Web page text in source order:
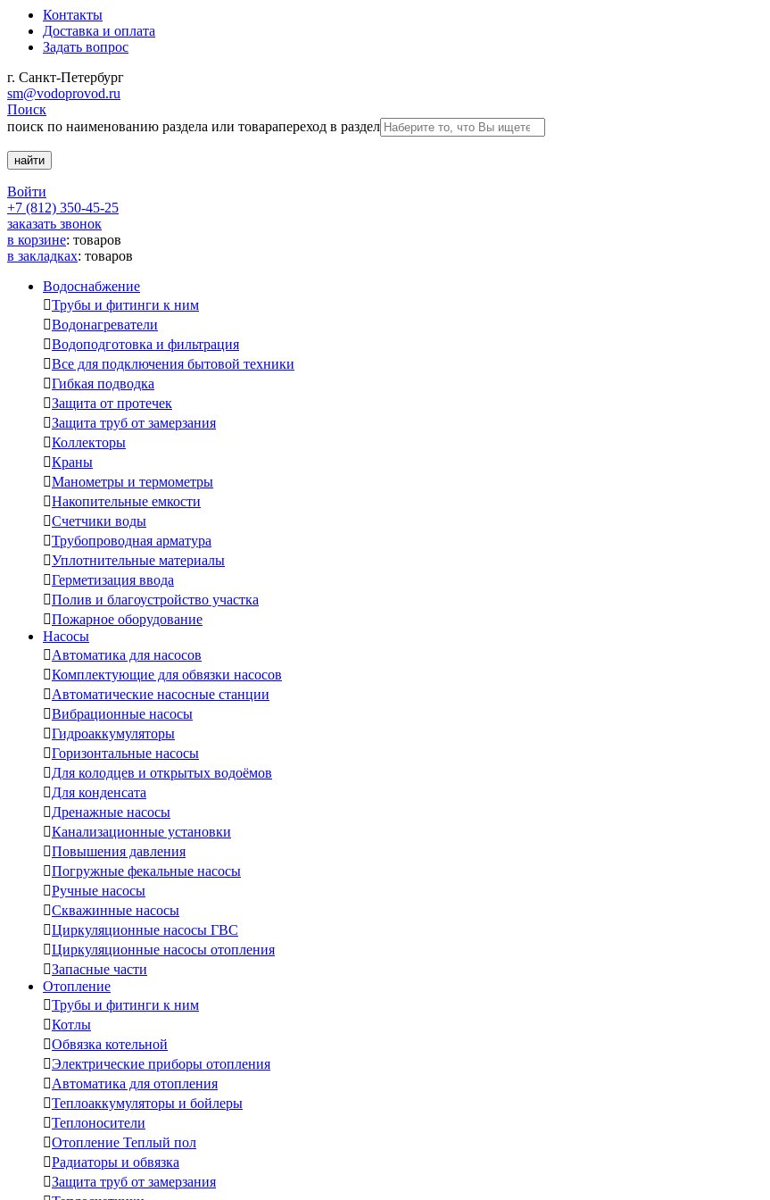
Контакты
Доставка и оплата
Задать вопрос
г. Санкт-Петербург
sm@vodoprovod.ru
Поиск
поиск по наименованию раздела или товарапереход в раздел
Войти
+7 (812) 350-45-25
заказать звонок
в корзине: товаров
в закладках: товаров
Водоснабжение
Трубы и фитинги к ним
Водонагреватели
Водоподготовка и фильтрация
Все для подключения бытовой техники
Гибкая подводка
Защита от протечек
Защита труб от замерзания
Коллекторы
Краны
Манометры и термометры
Накопительные емкости
Счетчики воды
Трубопроводная арматура
Уплотнительные материалы
Герметизация ввода
Полив и благоустройство участка
Пожарное оборудование
Насосы
Автоматика для насосов
Комплектующие для обвязки насосов
Автоматические насосные станции
Вибрационные насосы
Гидроаккумуляторы
Горизонтальные насосы
Для колодцев и открытых водоёмов
Для конденсата
Дренажные насосы
Канализационные установки
Повышения давления
Погружные фекальные насосы
Ручные насосы
Скважинные насосы
Циркуляционные насосы ГВС
Циркуляционные насосы отопления
Запасные части
Отопление
Трубы и фитинги к ним
Котлы
Обвязка котельной
Электрические приборы отопления
Автоматика для отопления
Теплоаккумуляторы и бойлеры
Теплоносители
Отопление Теплый пол
Радиаторы и обвязка
Защита труб от замерзания